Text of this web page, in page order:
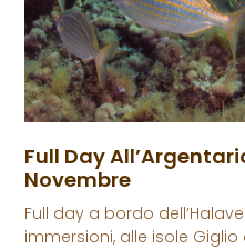
Full Day
Novembre
Full day a bordo
immersioni, alle isole Giglio